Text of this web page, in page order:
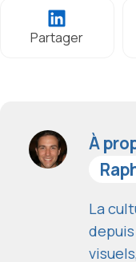
Partager
À
La